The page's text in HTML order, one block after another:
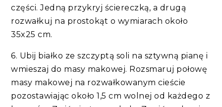
części. Jedną przykryj ściereczką, a drugą
rozwałkuj na prostokąt o wymiarach około
35x25 cm.
6. Ubij białko ze szczyptą soli na sztywną pianę i
wmieszaj do masy makowej. Rozsmaruj połowę
masy makowej na rozwałkowanym cieście
pozostawiając około 1,5 cm wolnej od każdego z